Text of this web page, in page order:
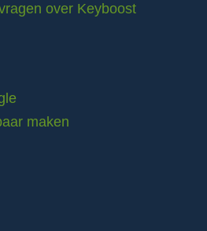
over Keyboost
maken